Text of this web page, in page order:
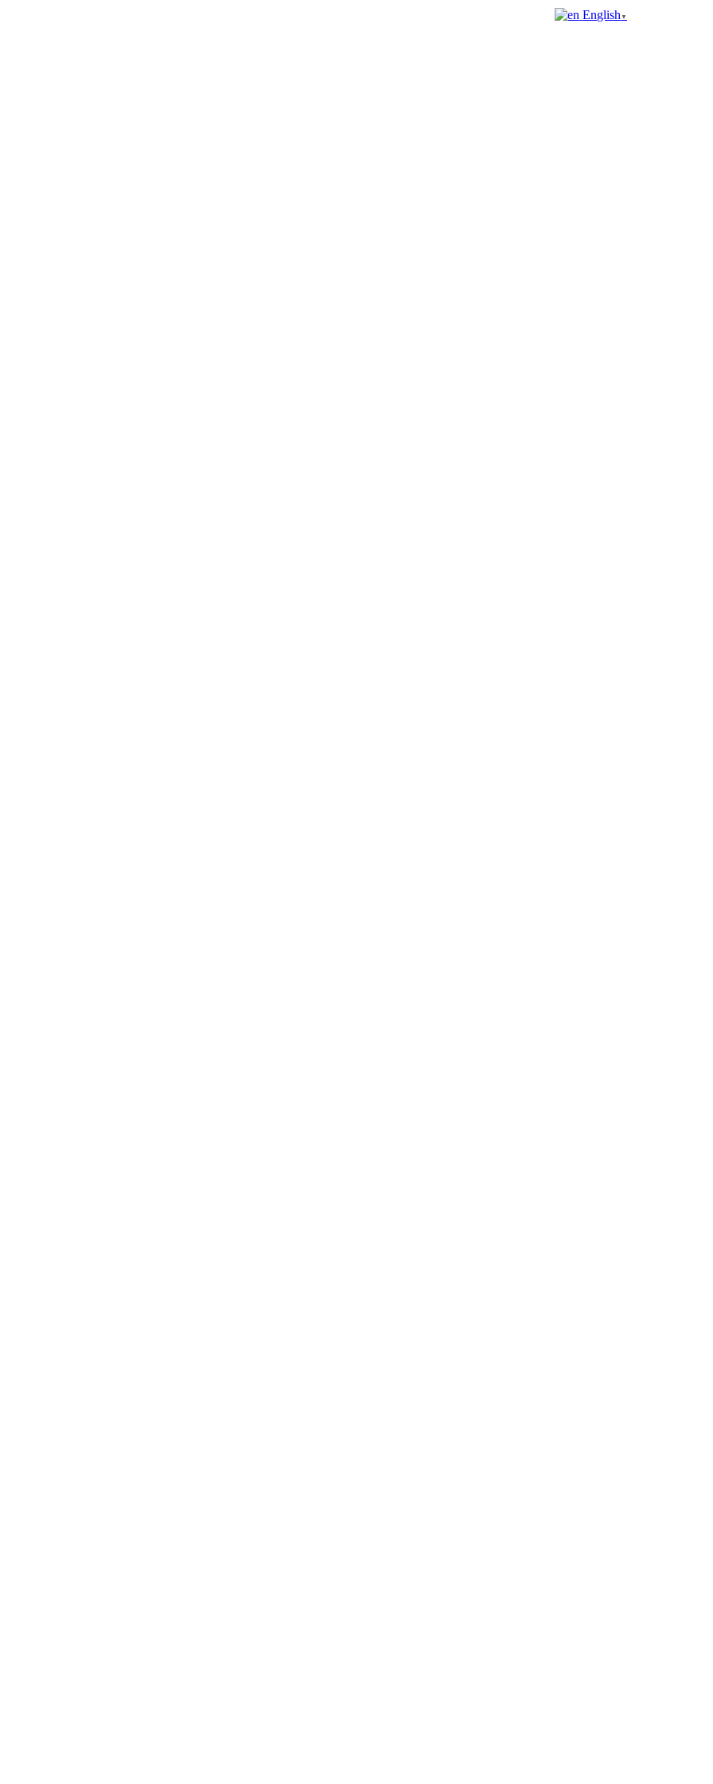
English ▼